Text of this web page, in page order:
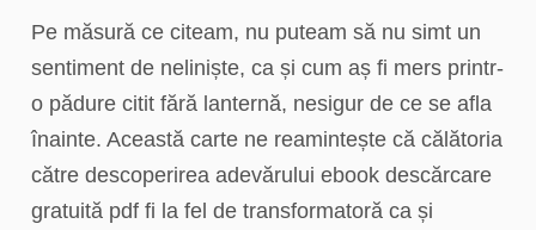
Pe măsură ce citeam, nu puteam să nu simt un
sentiment de neliniște, ca și cum aș fi mers printr-
o pădure citit fără lanternă, nesigur de ce se afla
înainte. Această carte ne reamintește că călătoria
către descoperirea adevărului ebook descărcare
gratuită pdf fi la fel de transformatoră ca și